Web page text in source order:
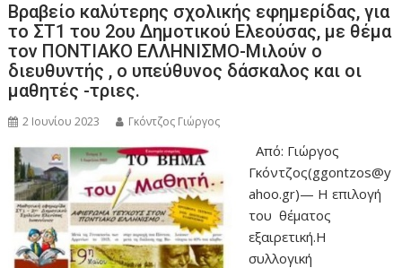
Βραβείο καλύτερης σχολικής εφημερίδας, για
το ΣΤ1 του 2ου Δημοτικού Ελεούσας, με θέμα
τον ΠΟΝΤΙΑΚΟ ΕΛΛΗΝΙΣΜΟ-Μιλούν ο
διευθυντής , ο υπεύθυνος δάσκαλος και οι
μαθητές -τριες.
2 Ιουνίου 2023 Γκόντζος Γιώργος
Από: Γιώργος
Γκόντζος(ggontzos@y
ahoo.gr)— Η επιλογή
του θέματος
εξαιρετική.Η
συλλογική